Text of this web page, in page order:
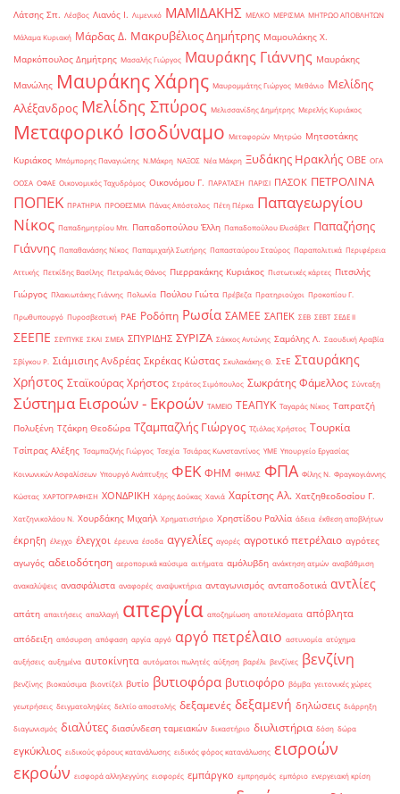
Λάτσης Σπ. Λέσβος Λιανός Ι. Λιμενικό ΜΑΜΙΔΑΚΗΣ ΜΕΛΚΟ ΜΕΡΙΣΜΑ ΜΗΤΡΩΟ ΑΠΟΒΛΗΤΩΝ
Μάλαμα Κυριακή Μάρδας Δ. Μακρυβέλιος Δημήτρης Μαμουλάκης Χ.
Μαρκόπουλος Δημήτρης Μασαλής Γιώργος Μαυράκης Γιάννης Μαυράκης
Μανώλης Μαυράκης Χάρης Μαυρομμάτης Γιώργος Μεθάνιο Μελίδης
Αλέξανδρος Μελίδης Σπύρος Μελισσανίδης Δημήτρης Μερελής Κυριάκος
Μεταφορικό Ισοδύναμο Μεταφορών Μητρώο Μητσοτάκης
Κυριάκος Μπόμπορης Παναγιώτης Ν.Μάκρη ΝΑΞΟΣ Νέα Μάκρη Ξυδάκης Ηρακλής ΟΒΕ ΟΓΑ
ΟΟΣΑ ΟΦΑΕ Οικονομικός Ταχυδρόμος Οικονόμου Γ. ΠΑΡΑΤΑΣΗ ΠΑΡΙΣΙ ΠΑΣΟΚ ΠΕΤΡΟΛΙΝΑ
ΠΟΠΕΚ ΠΡΑΤΗΡΙΑ ΠΡΟΘΕΣΜΙΑ Πάνας Απόστολος Πέτη Πέρκα Παπαγεωργίου
Νίκος Παπαδημητρίου Μπ. Παπαδοπούλου Έλλη Παπαδοπούλου Ελισάβετ Παπαζήσης
Γιάννης Παπαθανάσης Νίκος Παπαμιχαήλ Σωτήρης Παπασταύρου Σταύρος Παραπολιτικά Περιφέρεια
Αττικής Πετκίδης Βασίλης Πετραλιάς Θάνος Πιερρακάκης Κυριάκος Πιστωτικές κάρτες Πιτσιλής
Γιώργος Πλακιωτάκης Γιάννης Πολωνία Πούλου Γιώτα Πρέβεζα Πρατηριούχοι Προκοπίου Γ.
Πρωθυπουργό Πυροσβεστική ΡΑΕ Ροδόπη Ρωσία ΣΑΜΕΕ ΣΑΠΕΚ ΣΕΒ ΣΕΒΤ ΣΕΔΕ ΙΙ
ΣΕΕΠΕ ΣΕΥΠΥΚΕ ΣΚΑΙ ΣΜΕΑ ΣΠΥΡΙΔΗΣ ΣΥΡΙΖΑ Σάκκος Αντώνης Σαμόλης Λ. Σαουδική Αραβία
Σβίγκου Ρ. Σιάμισιης Ανδρέας Σκρέκας Κώστας Σκυλακάκης Θ. ΣτΕ Σταυράκης
Χρήστος Σταϊκούρας Χρήστος Στράτος Σιμόπουλος Σωκράτης Φάμελλος Σύνταξη
Σύστημα Εισροών - Εκροών ΤΑΜΕΙΟ ΤΕΑΠΥΚ Ταγαράς Νίκος Ταπρατζή
Πολυξένη Τζάκρη Θεοδώρα Τζαμπαζλής Γιώργος Τζιόλας Χρήστος Τουρκία
Τσίπρας Αλέξης Τσαμπαζλής Γιώργος Τσεχία Τσιάρας Κωνσταντίνος ΥΜΕ Υπουργείο Εργασίας
Κοινωνικών Ασφαλίσεων Υπουργό Ανάπτυξης ΦΕΚ ΦΗΜ ΦΗΜΑΣ ΦΠΑ Φίλης Ν. Φραγκογιάννης
Κώστας ΧΑΡΤΟΓΡΑΦΗΣΗ ΧΟΝΔΡΙΚΗ Χάρης Δούκας Χανιά Χαρίτσης Αλ. Χατζηθεοδοσίου Γ.
Χατζηνικολάου Ν. Χουρδάκης Μιχαήλ Χρηματιστήριο Χρηστίδου Ραλλία άδεια έκθεση αποβλήτων
έκρηξη έλεγχο έλεγχοι έρευνα έσοδα αγγελίες αγορές αγροτικό πετρέλαιο αγρότες
αγωγός αδειοδότηση αεροπορικά καύσιμα αιτήματα αμόλυβδη ανάκτηση ατμών αναβάθμιση
ανακαλύψεις ανασφάλιστα αναφορές αναψυκτήρια ανταγωνισμός ανταποδοτικά αντλίες
απάτη απαιτήσεις απαλλαγή απεργία αποζημίωση αποτελέσματα απόβλητα
απόδειξη απόσυρση απόφαση αργία αργό αργό πετρέλαιο αστυνομία ατύχημα
αυξήσεις αυξημένα αυτοκίνητα αυτόματοι πωλητές αύξηση βαρέλι βενζίνες βενζίνη
βενζίνης βιοκαύσιμα βιοντίζελ βυτίο βυτιοφόρα βυτιοφόρο βόμβα γειτονικές χώρες
γεωτρήσεις δειγματοληψίες δελτίο αποστολής δεξαμενές δεξαμενή δηλώσεις διάρρηξη
διαγωνισμός διαλύτες διασύνδεση ταμειακών δικαστήριο διυλιστήρια δόση δώρα
εγκύκλιος ειδικούς φόρους κατανάλωσης ειδικός φόρος κατανάλωσης εισροών
εκροών εισφορά αλληλεγγύης εισφορές εμπάργκο εμπρησμός εμπόριο ενεργειακή κρίση